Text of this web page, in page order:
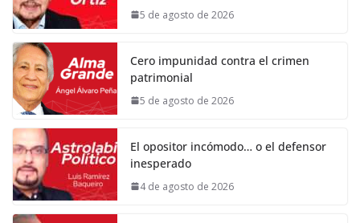
5 de agosto de 2026
Cero impunidad contra el crimen
patrimonial
5 de agosto de 2026
El opositor incómodo… o el defensor
inesperado
4 de agosto de 2026